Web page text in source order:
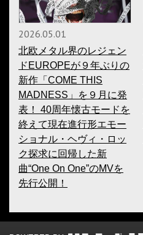
2026.05.01
北欧メタル界のレジェン
ドEUROPEが９年ぶりの
新作「COME THIS
MADNESS」を９月に発
表！ 40周年懐古モードを
終えて現在進行形エモー
ショナル・ヘヴィ・ロッ
ク探求に回帰した新
曲“One On One”のMVを
先行公開！